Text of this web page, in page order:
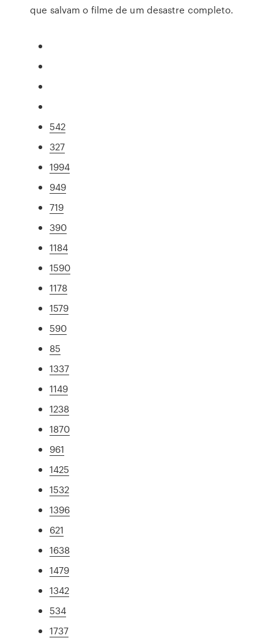
que salvam o filme de um desastre completo.
542
327
1994
949
719
390
1184
1590
1178
1579
590
85
1337
1149
1238
1870
961
1425
1532
1396
621
1638
1479
1342
534
1737